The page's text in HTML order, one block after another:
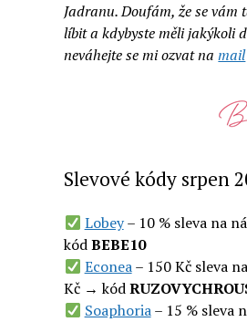
Jadranu. Doufám, že se vám
líbit a kdybyste měli jakýkoli
neváhejte se mi ozvat namail
Slevové kódy srpen
Lobey– 10 % sleva na
kódBEBE10
Econea– 150 Kč sleva
Kč → kód
Soaphoria– 15 % sleva